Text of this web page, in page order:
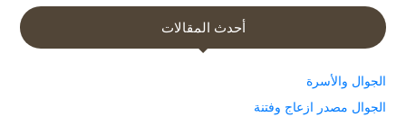
أحدث المقالات
الجوال والأسرة
الجوال مصدر ازعاج وفتنة